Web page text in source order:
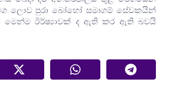
ලොව පුරා බෝහෝ සමාගම් සේවකයින්
මෙන්ම ඊර්ෂ්‍යාවක් ද ඇති කර ඇති බවයි